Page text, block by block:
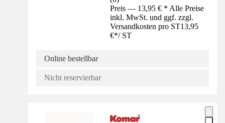
Preis — 13,95 € * Alle Preise
inkl. MwSt. und ggf. zzgl.
Versandkosten pro ST13,95
€*/ ST
Online bestellbar
Nicht reservierbar